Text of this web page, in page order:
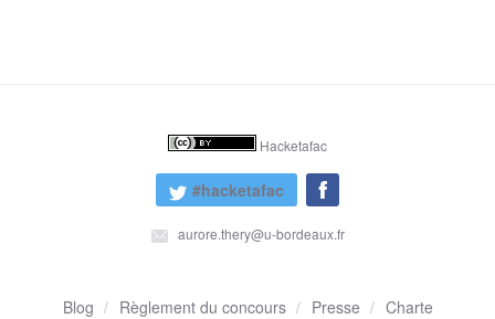
Hacketafac
#hacketafac
aurore.thery@u-bordeaux.fr
Blog Règlement du concours Presse Charte